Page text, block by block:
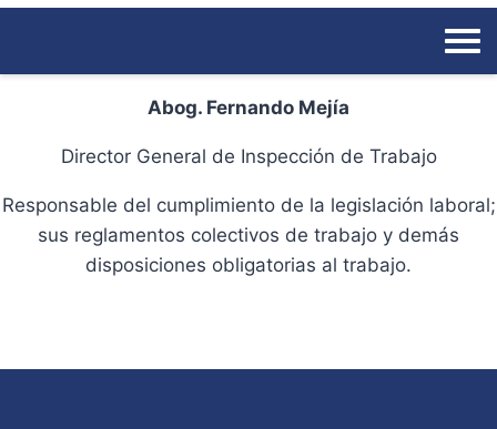
Abog. Fernando Mejía
Director General de Inspección de Trabajo
Responsable del cumplimiento de la legislación laboral;
sus reglamentos colectivos de trabajo y demás
disposiciones obligatorias al trabajo.